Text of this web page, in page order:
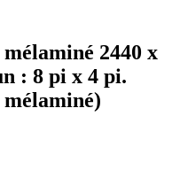
2440 x
: 8 pi x 4 pi.